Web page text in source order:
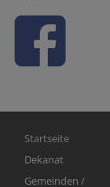
Hauptnavigation
Startseite
Dekanat
Gemeinden /